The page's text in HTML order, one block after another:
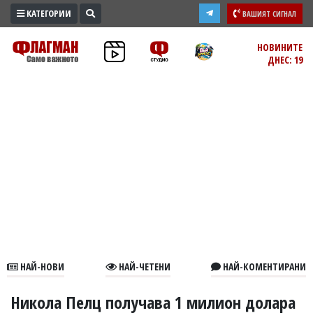
ПРОМО
ЗОНА
В
КАТЕГОРИИ ВАШИЯТ СИГНАЛ
НОВИНИТЕ
ДНЕС: 19
НАЙ-НОВИ НАЙ-ЧЕТЕНИ НАЙ-КОМЕНТИРАНИ
Никола Пелц получава 1 милион долара